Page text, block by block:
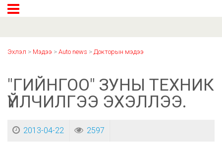
Эхлэл > Мэдээ > Auto news > Докторын мэдээ
"ГИЙНГОО" ЗУНЫ ТЕХНИК
ҮЙЛЧИЛГЭЭ ЭХЭЛЛЭЭ.
2013-04-22 2597